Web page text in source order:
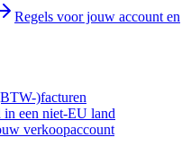
Regels voor jouw account en
)facturen
in een niet-EU land
verkoopaccount